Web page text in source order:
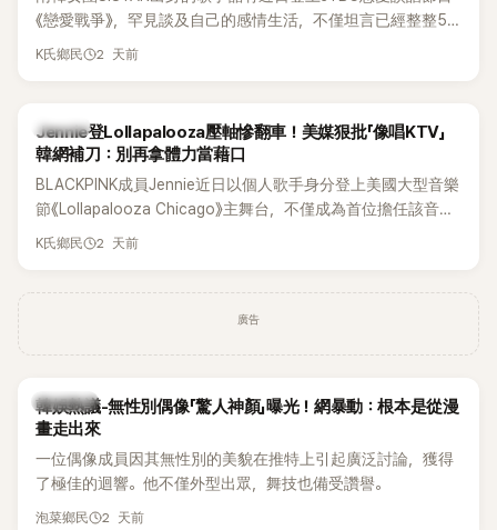
《戀愛戰爭》，罕見談及自己的感情生活，不僅坦言已經整整5
年沒有談戀愛，更首度透露空窗至今的原因，全與上一段戀情
K氏鄉民 2 天前
K-POP
Jennie登Lollapalooza壓軸慘翻車！美媒狠批「像唱KTV」
韓網補刀：別再拿體力當藉口
BLACKPINK成員Jennie近日以個人歌手身分登上美國大型音樂
節《Lollapalooza Chicago》主舞台，不僅成為首位擔任該音樂
節Headliner（壓軸主秀）的K-POP女SOLO歌手，寫下全新紀
K氏鄉民 2 天前
廣告
熱議討論
韓娛熱議-無性別偶像「驚人神顏」曝光！網暴動：根本是從漫
畫走出來
一位偶像成員因其無性別的美貌在推特上引起廣泛討論，獲得
了極佳的迴響。他不僅外型出眾，舞技也備受讚譽。
泡菜鄉民 2 天前